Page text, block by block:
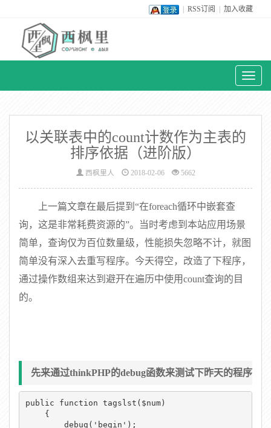
RSS订阅 加入收藏
Toggle
以关联表中的count计数作为主表的
排序依据（进阶版）
西枫里人 2018-02-06 5662
上一篇文章在最后提到“在foreach循环中嵌套查
询，这是非常耗费资源的”。当时考虑到本站应用场景
简单，查询仅为百位数量级，性能损失忽略不计，就图
简单没有深入去重写程序。今天得空，改造了下程序，
通过操作数组来达到避开在遍历中使用count查询的目
的。
先来通过thinkPHP的debug函数来测试下昨天的程序
性能。
public function tagslst($num)
{
debug('begin');